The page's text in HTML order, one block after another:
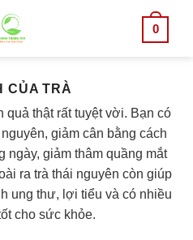
0
CỦA TRÀ
quả thật rất tuyệt vời. Bạn có
giảm cân bằng cách
ngày, giảm thâm quầng mắt
ra trà thái nguyên còn giúp
ung thư, lợi tiểu và có nhiều
cho sức khỏe.